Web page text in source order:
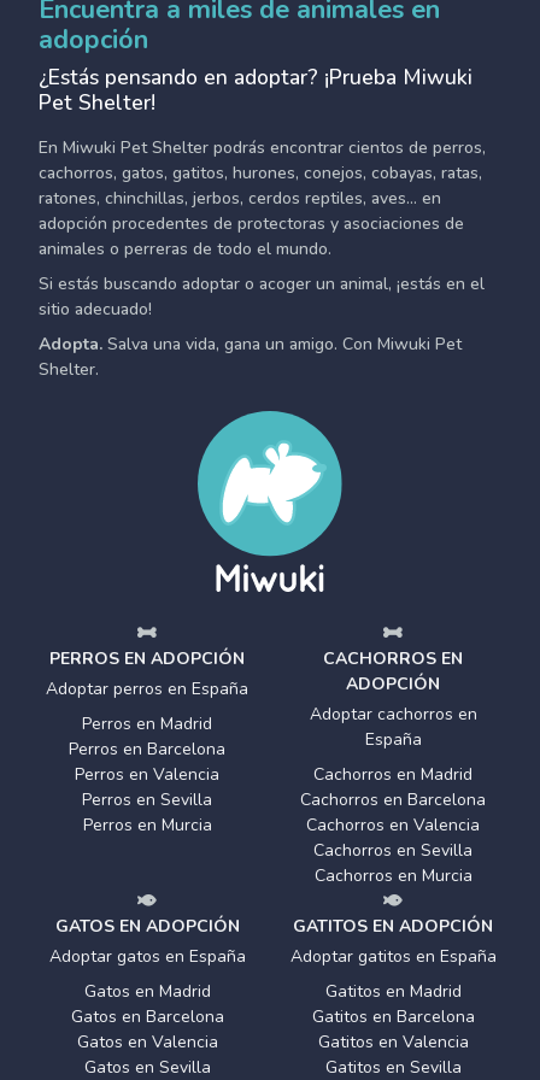
Encuentra a miles de animales en
adopción
¿Estás pensando en adoptar? ¡Prueba Miwuki
Pet Shelter!
En Miwuki Pet Shelter podrás encontrar cientos de perros,
cachorros, gatos, gatitos, hurones, conejos, cobayas, ratas,
ratones, chinchillas, jerbos, cerdos reptiles, aves... en
adopción procedentes de protectoras y asociaciones de
animales o perreras de todo el mundo.
Si estás buscando adoptar o acoger un animal, ¡estás en el
sitio adecuado!
Adopta. Salva una vida, gana un amigo. Con Miwuki Pet
Shelter.
PERROS EN ADOPCIÓN
Adoptar perros en España
Perros en Madrid
Perros en Barcelona
Perros en Valencia
Perros en Sevilla
Perros en Murcia
CACHORROS EN
ADOPCIÓN
Adoptar cachorros en
España
Cachorros en Madrid
Cachorros en Barcelona
Cachorros en Valencia
Cachorros en Sevilla
Cachorros en Murcia
GATOS EN ADOPCIÓN
Adoptar gatos en España
Gatos en Madrid
Gatos en Barcelona
Gatos en Valencia
Gatos en Sevilla
GATITOS EN ADOPCIÓN
Adoptar gatitos en España
Gatitos en Madrid
Gatitos en Barcelona
Gatitos en Valencia
Gatitos en Sevilla